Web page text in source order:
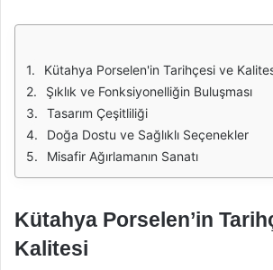
Kütahya Porselen'in Tarihçesi ve
Şıklık ve Fonksiyonelliğin Buluşması
Tasarım Çeşitliliği
Doğa Dostu ve Sağlıklı Seçenekler
Misafir Ağırlamanın Sanatı
Kütahya Porselen’in
Kalitesi